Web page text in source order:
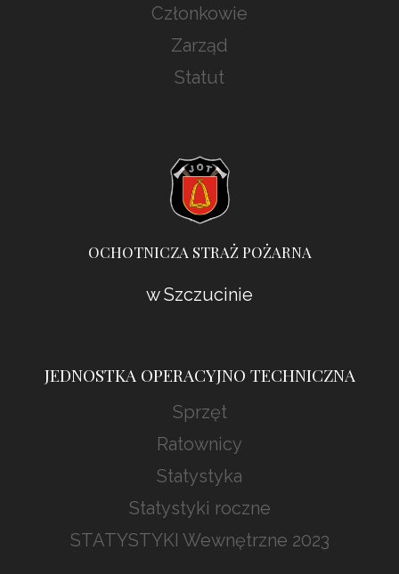
Członkowie
Zarząd
Statut
OCHOTNICZA STRAŻ POŻARNA
w Szczucinie
JEDNOSTKA OPERACYJNO TECHNICZNA
Sprzęt
Ratownicy
Statystyka
Statystyki roczne
STATYSTYKI Wewnętrzne 2023